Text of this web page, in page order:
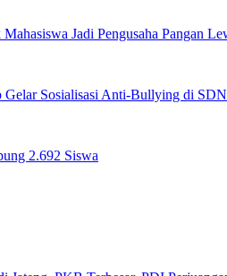
Jadi Pengusaha Pangan
Sosialisasi Anti-Bullying di
2.692 Siswa